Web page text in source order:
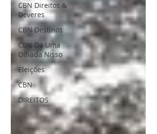
CBN Direitos &
Deveres
CBN Destinos
CBN Dá Uma
Olhada Nisso
Eleições
CBN
DIREITOS